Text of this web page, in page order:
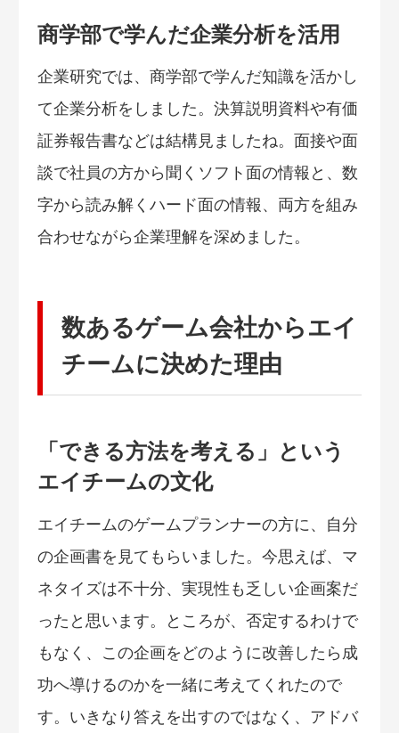
商学部で学んだ企業分析を活用
企業研究では、商学部で学んだ知識を活かし
て企業分析をしました。決算説明資料や有価
証券報告書などは結構見ましたね。面接や面
談で社員の方から聞くソフト面の情報と、数
字から読み解くハード面の情報、両方を組み
合わせながら企業理解を深めました。
数あるゲーム会社からエイ
チームに決めた理由
「できる方法を考える」という
エイチームの文化
エイチームのゲームプランナーの方に、自分
の企画書を見てもらいました。今思えば、マ
ネタイズは不十分、実現性も乏しい企画案だ
ったと思います。ところが、否定するわけで
もなく、この企画をどのように改善したら成
功へ導けるのかを一緒に考えてくれたので
す。いきなり答えを出すのではなく、アドバ